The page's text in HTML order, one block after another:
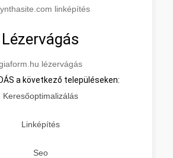
linképítés
Lézervágás
lézervágás
a következő településeken:
Keresőoptimalizálás
Linképítés
Seo